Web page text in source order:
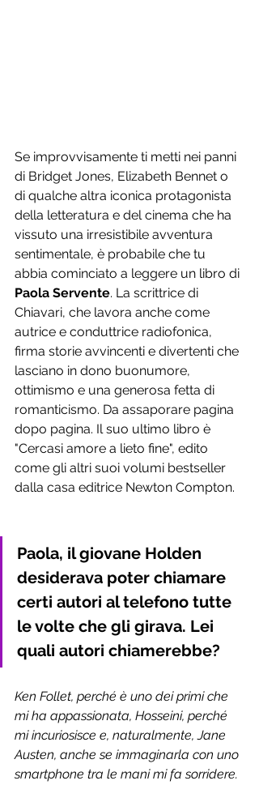
Se improvvisamente ti metti nei panni
di Bridget Jones, Elizabeth Bennet o
di qualche altra iconica protagonista
della letteratura e del cinema che ha
vissuto una irresistibile avventura
sentimentale, è probabile che tu
abbia cominciato a leggere un libro di
Paola Servente. La scrittrice di
Chiavari, che lavora anche come
autrice e conduttrice radiofonica,
firma storie avvincenti e divertenti che
lasciano in dono buonumore,
ottimismo e una generosa fetta di
romanticismo. Da assaporare pagina
dopo pagina. Il suo ultimo libro è
"Cercasi amore a lieto fine", edito
come gli altri suoi volumi bestseller
dalla casa editrice Newton Compton.
Paola, il giovane Holden
desiderava poter chiamare
certi autori al telefono tutte
le volte che gli girava. Lei
quali autori chiamerebbe?
Ken Follet, perché è uno dei primi che
mi ha appassionata, Hosseini, perché
mi incuriosisce e, naturalmente, Jane
Austen, anche se immaginarla con uno
smartphone tra le mani mi fa sorridere.